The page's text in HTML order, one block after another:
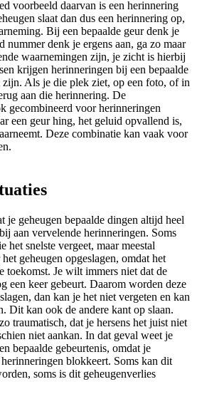
voorbeeld daarvan is een herinnering
slaat dan dus een herinnering op,
Bij een bepaalde geur denk je
nummer denk je ergens aan, ga zo maar
waarnemingen zijn, je zicht is hierbij
krijgen herinneringen bij een bepaalde
Als je die plek ziet, op een foto, of in
aan die herinnering. De
gecombineerd voor herinneringen
een geur hing, het geluid opvallend is,
Deze combinatie kan vaak voor
je geheugen bepaalde dingen altijd heel
aan vervelende herinneringen. Soms
snelste vergeet, maar meestal
geheugen opgeslagen, omdat het
toekomst. Je wilt immers niet dat de
een keer gebeurt. Daarom worden deze
dan kan je het niet vergeten en kan
Dit kan ook de andere kant op slaan.
traumatisch, dat je hersens het juist niet
niet aankan. In dat geval weet je
bepaalde gebeurtenis, omdat je
blokkeert. Soms kan dit
soms is dit geheugenverlies